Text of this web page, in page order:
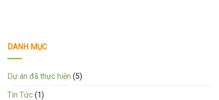
DANH MỤC
Dự án đã thực hiện (5)
Tin Tức (1)